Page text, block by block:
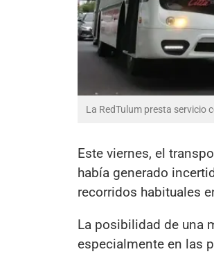
La RedTulum presta servicio
Este viernes, el
había generado
recorridos habituales
La posibilidad de una
especialmente en las